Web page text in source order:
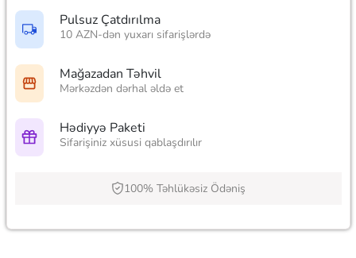
Pulsuz Çatdırılma
10 AZN-dən yuxarı sifarişlərdə
Mağazadan Təhvil
Mərkəzdən dərhal əldə et
Hədiyyə Paketi
Sifarişiniz xüsusi qablaşdırılır
100% Təhlükəsiz Ödəniş